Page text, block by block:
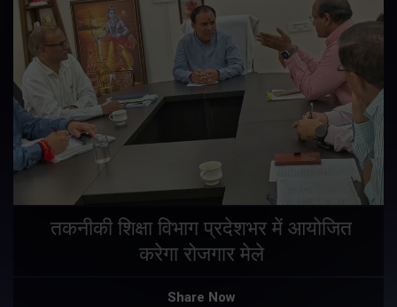
तकनीकी शिक्षा विभाग प्रदेशभर में आयोजित
करेगा रोजगार मेले
Share Now